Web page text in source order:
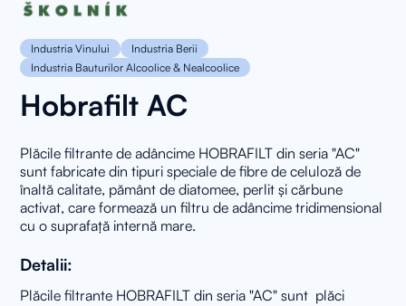
Industria Vinului
Industria Berii
Industria Bauturilor Alcoolice & Nealcoolice
Hobrafilt AC
Plăcile filtrante de adâncime HOBRAFILT din seria "AC"
sunt fabricate din tipuri speciale de fibre de celuloză de
înaltă calitate, pământ de diatomee, perlit și cărbune
activat, care formează un filtru de adâncime tridimensional
cu o suprafață internă mare.
Detalii:
Plăcile filtrante HOBRAFILT din seria "AC" sunt plăci